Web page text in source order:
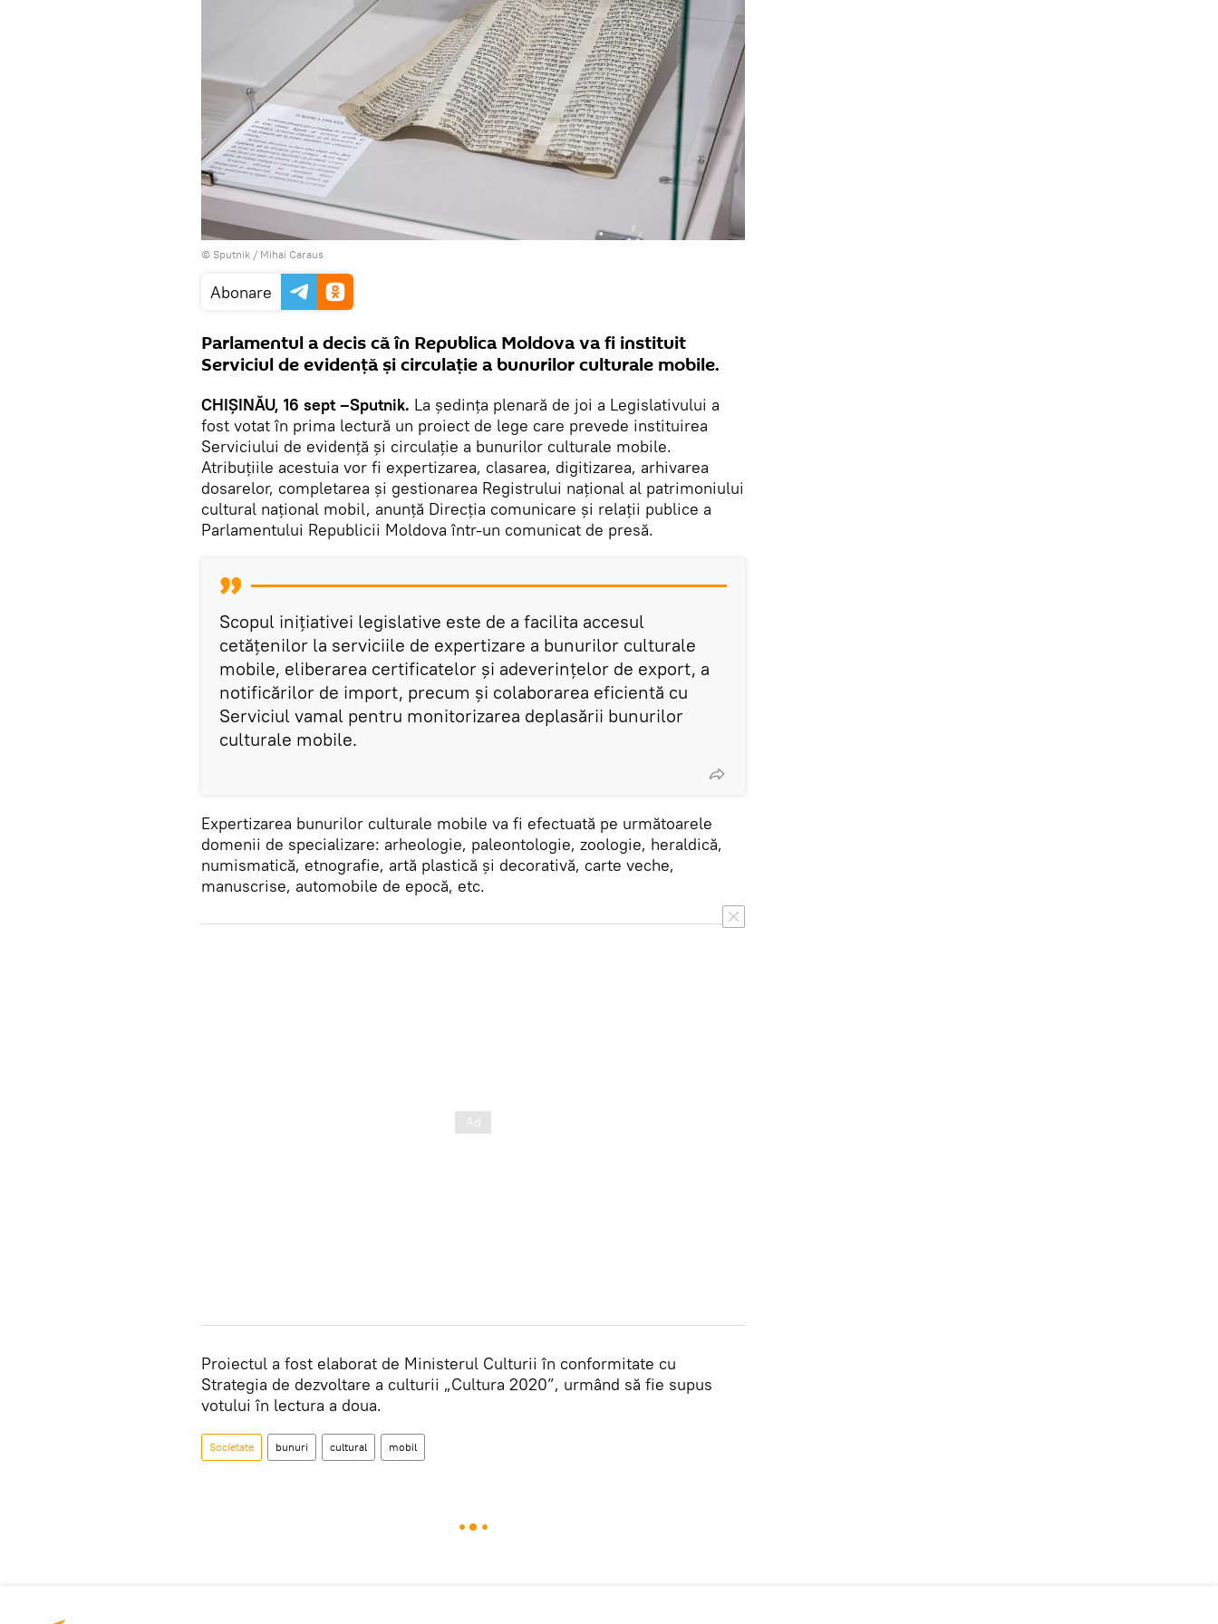
© Sputnik / Mihai Caraus
Abonare
Parlamentul a decis că în Republica Moldova va fi instituit
Serviciul de evidență și circulație a bunurilor culturale mobile.
CHIȘINĂU, 16 sept –Sputnik. La ședința plenară de joi a Legislativului a
fost votat în prima lectură un proiect de lege care prevede instituirea
Serviciului de evidență și circulație a bunurilor culturale mobile.
Atribuțiile acestuia vor fi expertizarea, clasarea, digitizarea, arhivarea
dosarelor, completarea și gestionarea Registrului național al patrimoniului
cultural național mobil, anunță Direcția comunicare și relații publice a
Parlamentului Republicii Moldova într-un comunicat de presă.
Scopul inițiativei legislative este de a facilita accesul
cetățenilor la serviciile de expertizare a bunurilor culturale
mobile, eliberarea certificatelor și adeverințelor de export, a
notificărilor de import, precum și colaborarea eficientă cu
Serviciul vamal pentru monitorizarea deplasării bunurilor
culturale mobile.
Expertizarea bunurilor culturale mobile va fi efectuată pe următoarele
domenii de specializare: arheologie, paleontologie, zoologie, heraldică,
numismatică, etnografie, artă plastică și decorativă, carte veche,
manuscrise, automobile de epocă, etc.
Proiectul a fost elaborat de Ministerul Culturii în conformitate cu
Strategia de dezvoltare a culturii „Cultura 2020”, urmând să fie supus
votului în lectura a doua.
Societate bunuri cultural mobil